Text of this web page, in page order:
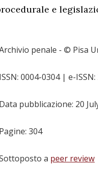
e
penale - © Pisa
ISSN: 0004-0304 | e-
Data pubblicazione: 20
Pagine: 304
a peer review